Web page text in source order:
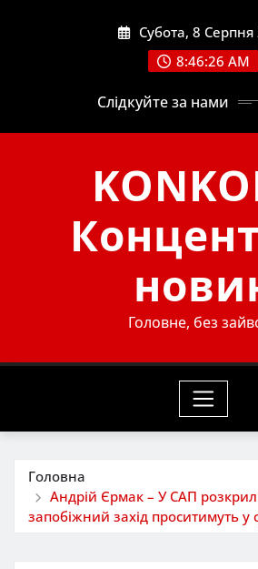
Субота, 8 Серпня
8:46:27 AM
Слідкуйте за нами
Головне, без
Головна
Андрій Єрмак – У САП
запобіжний захід проситимуть у